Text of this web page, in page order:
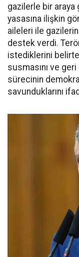
gazilerle bir araya
yasasına ilişkin
aileleri ile
destek verdi.
istediklerini
susmasını ve
sürecinin
savunduklarını